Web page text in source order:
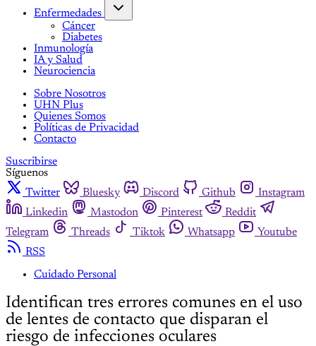
Enfermedades
Cáncer
Diabetes
Inmunología
IA y Salud
Neurociencia
Sobre Nosotros
UHN Plus
Quienes Somos
Políticas de Privacidad
Contacto
Suscribirse
Síguenos
Twitter
Bluesky Discord Github
Instagram
Linkedin
Mastodon Pinterest
Reddit
Telegram
Threads Tiktok Whatsapp
Youtube
RSS
Cuidado Personal
Identifican tres errores comunes en el uso
de lentes de contacto que disparan el
riesgo de infecciones oculares